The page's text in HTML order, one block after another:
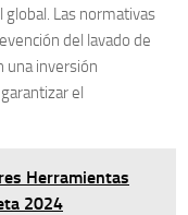
global. Las normativas
del lavado de
una inversión
el
Herramientas
2024